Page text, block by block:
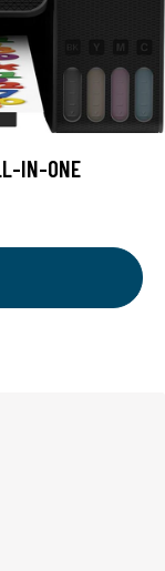
IN-ONE